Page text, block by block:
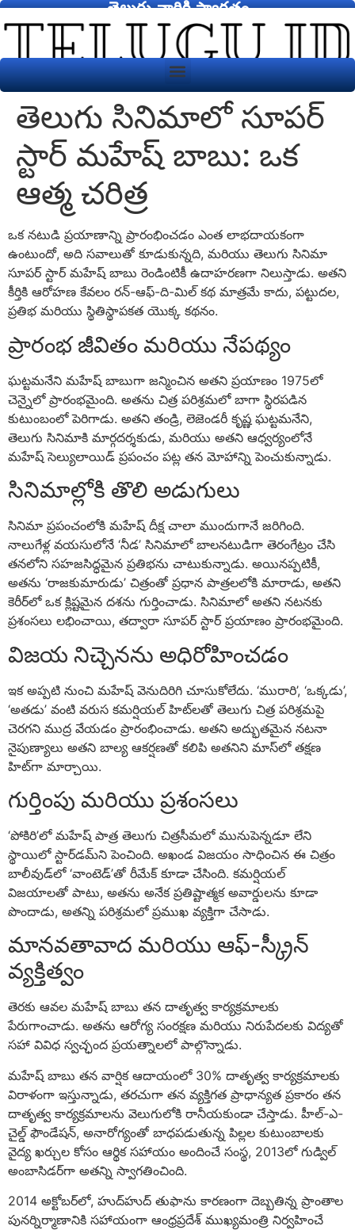
తెలుగు వారికి స్వాగతం
తెలుగు సినిమాలో సూపర్
స్టార్ మహేష్ బాబు: ఒక
ఆత్మ చరిత్ర
ఒక నటుడి ప్రయాణాన్ని ప్రారంభించడం ఎంత లాభదాయకంగా
ఉంటుందో, అది సవాలుతో కూడుకున్నది, మరియు తెలుగు సినిమా
సూపర్ స్టార్ మహేష్ బాబు రెండింటికీ ఉదాహరణగా నిలుస్తాడు. అతని
కీర్తికి ఆరోహణ కేవలం రన్-ఆఫ్-ది-మిల్ కథ మాత్రమే కాదు, పట్టుదల,
ప్రతిభ మరియు స్థితిస్థాపకత యొక్క కథనం.
ప్రారంభ జీవితం మరియు నేపథ్యం
ఘట్టమనేని మహేష్ బాబుగా జన్మించిన అతని ప్రయాణం 1975లో
చెన్నైలో ప్రారంభమైంది. అతను చిత్ర పరిశ్రమలో బాగా స్థిరపడిన
కుటుంబంలో పెరిగాడు. అతని తండ్రి, లెజెండరీ కృష్ణ ఘట్టమనేని,
తెలుగు సినిమాకి మార్గదర్శకుడు, మరియు అతని ఆధ్వర్యంలోనే
మహేష్ సెల్యులాయిడ్ ప్రపంచం పట్ల తన మోహాన్ని పెంచుకున్నాడు.
సినిమాల్లోకి తొలి అడుగులు
సినిమా ప్రపంచంలోకి మహేష్ దీక్ష చాలా ముందుగానే జరిగింది.
నాలుగేళ్ల వయసులోనే ‘నీడ’ సినిమాలో బాలనటుడిగా తెరంగేట్రం చేసి
తనలోని సహజసిద్ధమైన ప్రతిభను చాటుకున్నాడు. అయినప్పటికీ,
అతను ‘రాజకుమారుడు’ చిత్రంతో ప్రధాన పాత్రలలోకి మారాడు, అతని
కెరీర్‌లో ఒక క్లిష్టమైన దశను గుర్తించాడు. సినిమాలో అతని నటనకు
ప్రశంసలు లభించాయి, తద్వారా సూపర్ స్టార్ ప్రయాణం ప్రారంభమైంది.
విజయ నిచ్చెనను అధిరోహించడం
ఇక అప్పటి నుంచి మహేష్ వెనుదిరిగి చూసుకోలేదు. ‘మురారి’, ‘ఒక్కడు’,
‘అతడు’ వంటి వరుస కమర్షియల్ హిట్‌లతో తెలుగు చిత్ర పరిశ్రమపై
చెరగని ముద్ర వేయడం ప్రారంభించాడు. అతని అద్భుతమైన నటనా
నైపుణ్యాలు అతని బాల్య ఆకర్షణతో కలిపి అతనిని మాస్‌లో తక్షణ
హిట్‌గా మార్చాయి.
గుర్తింపు మరియు ప్రశంసలు
‘పోకిరి’లో మహేష్‌ పాత్ర తెలుగు చిత్రసీమలో మునుపెన్నడూ లేని
స్థాయిలో స్టార్‌డమ్‌ని పెంచింది. అఖండ విజయం సాధించిన ఈ చిత్రం
బాలీవుడ్‌లో ‘వాంటెడ్‌’తో రీమేక్‌ కూడా చేసింది. కమర్షియల్
విజయాలతో పాటు, అతను అనేక ప్రతిష్టాత్మక అవార్డులను కూడా
పొందాడు, అతన్ని పరిశ్రమలో ప్రముఖ వ్యక్తిగా చేసాడు.
మానవతావాద మరియు ఆఫ్-స్క్రీన్
వ్యక్తిత్వం
తెరకు ఆవల మహేష్ బాబు తన దాతృత్వ కార్యక్రమాలకు
పేరుగాంచాడు. అతను ఆరోగ్య సంరక్షణ మరియు నిరుపేదలకు విద్యతో
సహా వివిధ స్వచ్ఛంద ప్రయత్నాలలో పాల్గొన్నాడు.
మహేష్ బాబు తన వార్షిక ఆదాయంలో 30% దాతృత్వ కార్యక్రమాలకు
విరాళంగా ఇస్తున్నాడు, తరచుగా తన వ్యక్తిగత ప్రాధాన్యత ప్రకారం తన
దాతృత్వ కార్యక్రమాలను వెలుగులోకి రానీయకుండా చేస్తాడు. హీల్-ఎ-
చైల్డ్ ఫౌండేషన్, అనారోగ్యంతో బాధపడుతున్న పిల్లల కుటుంబాలకు
వైద్య ఖర్చుల కోసం ఆర్థిక సహాయం అందించే సంస్థ, 2013లో గుడ్విల్
అంబాసిడర్‌గా అతన్ని స్వాగతించింది.
2014 అక్టోబర్‌లో, హుద్‌హుద్ తుఫాను కారణంగా దెబ్బతిన్న ప్రాంతాల
పునర్నిర్మాణానికి సహాయంగా ఆంధ్రప్రదేశ్ ముఖ్యమంత్రి నిర్వహించే